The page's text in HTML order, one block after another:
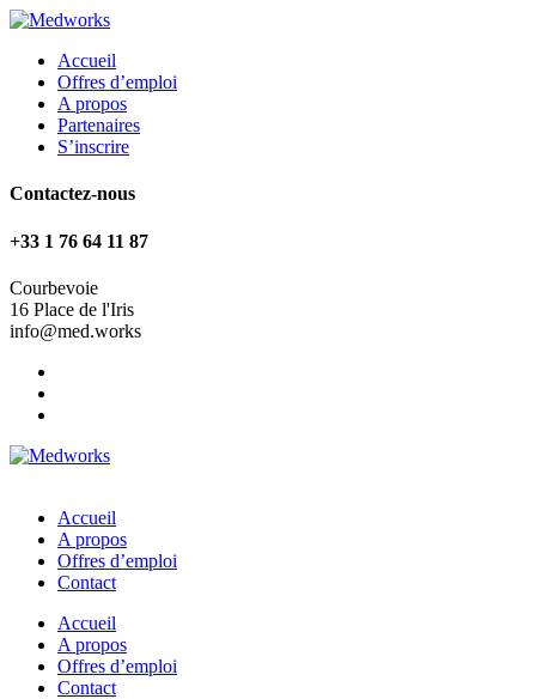
Accueil
Offres d’emploi
A propos
Partenaires
S’inscrire
Contactez-nous
+33 1 76 64 11 87
Courbevoie
16 Place de l'Iris
info@med.works
Accueil
A propos
Offres d’emploi
Contact
Accueil
A propos
Offres d’emploi
Contact